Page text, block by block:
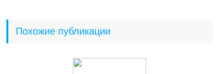
Похожие публикации